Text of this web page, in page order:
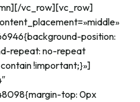
vc_row][vc_row]
position:
repeat: no-repeat
!important;}»]
top: 0px